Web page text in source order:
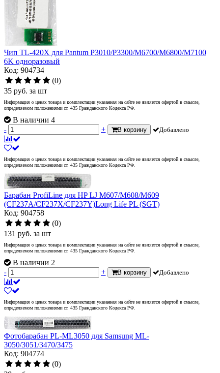
Чип TL-420X для Pantum P3010/P3300/M6700/M6800/M7100
6K одноразовый
Код: 904734
(0)
35 руб. за шт
Информация о ценах товара и комплектации указанная на сайте не является офертой в смысле,
определяемом положениями ст. 435 Гражданского Кодекса РФ.
В наличии 4
-
+ В корзину Добавлено
Информация о ценах товара и комплектации указанная на сайте не является офертой в смысле,
определяемом положениями ст. 435 Гражданского Кодекса РФ.
Барабан ProfiLine для HP LJ M607/M608/M609
(CF237A/CF237X/CF237Y)Long Life PL (SGT)
Код: 904758
(0)
131 руб. за шт
Информация о ценах товара и комплектации указанная на сайте не является офертой в смысле,
определяемом положениями ст. 435 Гражданского Кодекса РФ.
В наличии 2
-
+ В корзину Добавлено
Информация о ценах товара и комплектации указанная на сайте не является офертой в смысле,
определяемом положениями ст. 435 Гражданского Кодекса РФ.
Фотобарабан PL-ML3050 для Samsung ML-
3050/3051/3470/3475
Код: 904774
(0)